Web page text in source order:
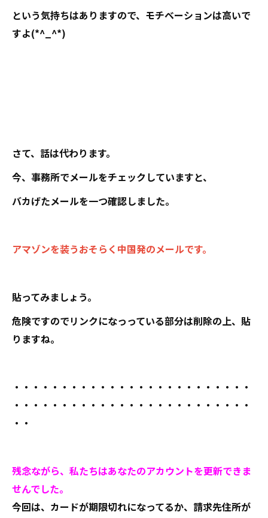
という気持ちはありますので、モチベーションは高いで
すよ(*^_^*)
さて、話は代わります。
今、事務所でメールをチェックしていますと、
バカげたメールを一つ確認しました。
アマゾンを装うおそらく中国発のメールです。
貼ってみましょう。
危険ですのでリンクになっっている部分は削除の上、貼
りますね。
・・・・・・・・・・・・・・・・・・・・・・・・・
・・・・・・・・・・・・・・・・・・・・・・・・・
・・
残念ながら、私たちはあなたのアカウントを更新できま
せんでした。
今回は、カードが期限切れになってるか、請求先住所が